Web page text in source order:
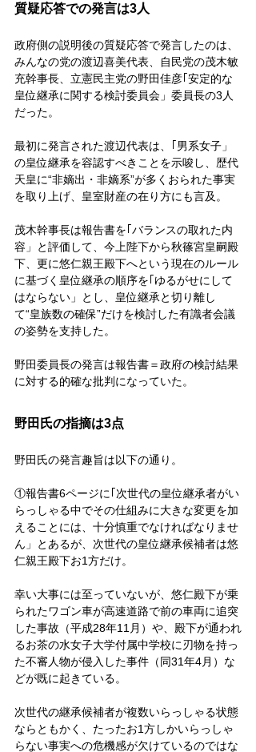
質疑応答での発言は3人
政府側の説明後の質疑応答で発言したのは、
みんなの党の渡辺喜美代表、自民党の茂木敏
充幹事長、立憲民主党の野田佳彦｢安定的な
皇位継承に関する検討委員会」委員長の3人
だった。
最初に発言された渡辺代表は、｢男系女子」
の皇位継承を容認すべきことを示唆し、歴代
天皇に“非嫡出・非嫡系”が多くおられた事実
を取り上げ、皇室財産の在り方にも言及。
茂木幹事長は報告書を｢バランスの取れた内
容」と評価して、今上陛下から秋篠宮皇嗣殿
下、更に悠仁親王殿下へという現在のルール
に基づく皇位継承の順序を｢ゆるがせにして
はならない」とし、皇位継承と切り離し
て“皇族数の確保”だけを検討した有識者会議
の姿勢を支持した。
野田委員長の発言は報告書＝政府の検討結果
に対する的確な批判になっていた。
野田氏の指摘は3点
野田氏の発言趣旨は以下の通り。
①報告書6ページに｢次世代の皇位継承者がい
らっしゃる中でその仕組みに大きな変更を加
えることには、十分慎重でなければなりませ
ん」とあるが、次世代の皇位継承候補者は悠
仁親王殿下お1方だけ。
幸い大事には至っていないが、悠仁殿下が乗
られたワゴン車が高速道路で前の車両に追突
した事故（平成28年11月）や、殿下が通われ
るお茶の水女子大学付属中学校に刃物を持っ
た不審人物が侵入した事件（同31年4月）な
どが既に起きている。
次世代の継承候補者が複数いらっしゃる状態
ならともかく、たったお1方しかいらっしゃ
らない事実への危機感が欠けているのではな